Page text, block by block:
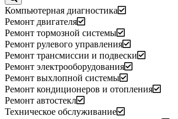
Компьютерная диагностика
Ремонт двигателя
Ремонт тормозной системы
Ремонт рулевого управления
Ремонт трансмиссии и подвески
Ремонт электрооборудования
Ремонт выхлопной системы
Ремонт кондиционеров и отопления
Ремонт автостекл
Техническое обслуживание